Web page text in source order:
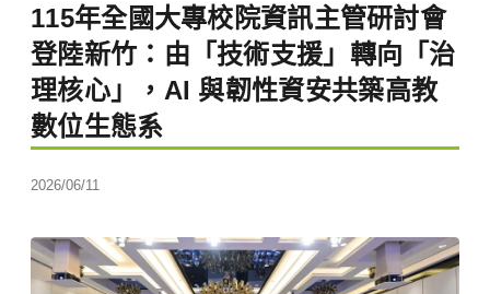
115年全國大專校院資訊主管研討會
登陸新竹：由「技術支援」轉向「治
理核心」，AI 與韌性資安共築高教
數位生態系
2026/06/11